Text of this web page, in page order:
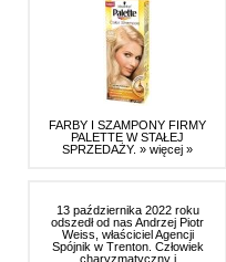
FARBY I SZAMPONY FIRMY
PALETTE W STAŁEJ
SPRZEDAŻY. » więcej »
13 października 2022 roku
odszedł od nas Andrzej Piotr
Weiss, właściciel Agencji
Spójnik w Trenton. Człowiek
charyzmatyczny i